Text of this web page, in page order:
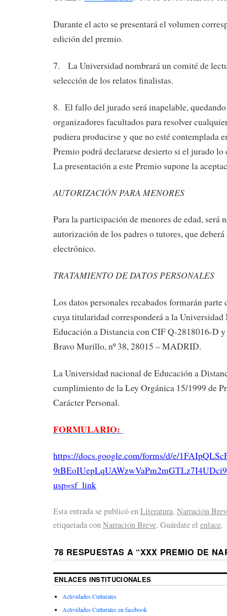
Durante el acto se presentará el volumen
edición del premio.
7. La Universidad nombrará un comité de
selección de los relatos finalistas.
8. El fallo del jurado será inapelable,
organizadores facultados para resolver
pudiera producirse y que no esté contemplada
Premio podrá declararse desierto si el jurado
La presentación a este Premio supone la
AUTORIZACIÓN PARA MENORES
Para la participación de menores de edad, será
autorización de los padres o tutores, que
electrónico.
TRATAMIENTO DE DATOS PERSONALES
Los datos personales recabados formarán parte
cuya titularidad corresponderá a la Universidad
Educación a Distancia con CIF Q-2818016-D
Bravo Murillo, nº 38, 28015 – MADRID.
La Universidad nacional de Educación a
cumplimiento de la Ley Orgánica 15/1999 de
Carácter Personal.
FORMULARIO:
https://docs.google.com/forms/d/e/
usp=sf_link
Esta entrada se publicó enLiteratura, Narración
etiquetada conNarración Breve. Guárdate el enlace.
78 RESPUESTAS A “XXX PREMIO DE
ENLACES INSTITUCIONALES
Actividades Culturales
Actividades Culturales en facebook